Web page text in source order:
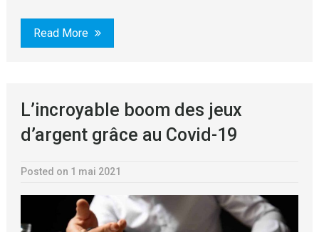
Read More
L’incroyable boom des jeux
d’argent grâce au Covid-19
Posted on 1 mai 2021